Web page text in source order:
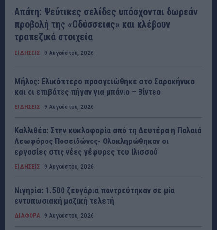
Απάτη: Ψεύτικες σελίδες υπόσχονται δωρεάν
προβολή της «Οδύσσειας» και κλέβουν
τραπεζικά στοιχεία
ΕΙΔΗΣΕΙΣ 9 Αυγούστου, 2026
Μήλος: Ελικόπτερο προσγειώθηκε στο Σαρακήνικο
και οι επιβάτες πήγαν για μπάνιο – Βίντεο
ΕΙΔΗΣΕΙΣ 9 Αυγούστου, 2026
Καλλιθέα: Στην κυκλοφορία από τη Δευτέρα η Παλαιά
Λεωφόρος Ποσειδώνος- Ολοκληρώθηκαν οι
εργασίες στις νέες γέφυρες του Ιλισσού
ΕΙΔΗΣΕΙΣ 9 Αυγούστου, 2026
Νιγηρία: 1.500 ζευγάρια παντρεύτηκαν σε μία
εντυπωσιακή μαζική τελετή
ΔΙΑΦΟΡΑ 9 Αυγούστου, 2026